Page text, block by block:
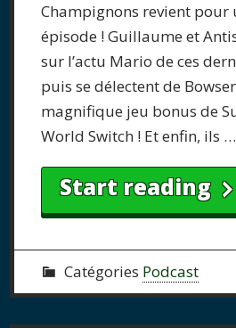
Champignons revient pour
épisode ! Guillaume et
sur l’actu Mario de ces
puis se délectent de
magnifique jeu bonus de
World Switch ! Et enfin, ils …
Start reading
Catégories Podcast